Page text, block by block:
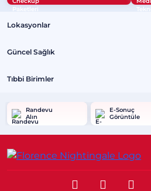
Lokasyonlar
Güncel Sağlık
Tıbbi Birimler
Randevu
Alın
E-Sonuç
Görüntüle